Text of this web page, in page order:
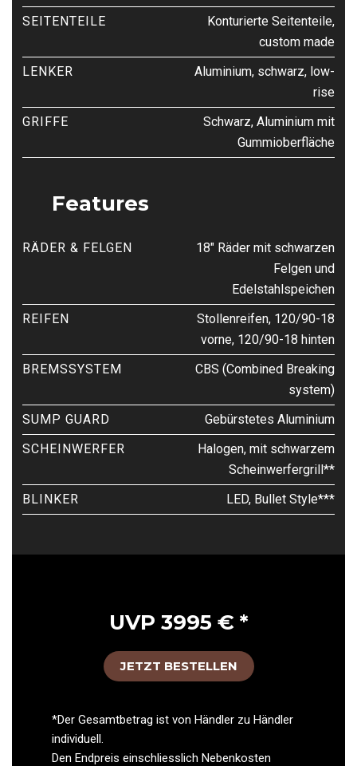
SEITENTEILE
Konturierte Seitenteile,
custom made
LENKER
Aluminium, schwarz, low-
rise
GRIFFE
Schwarz, Aluminium mit
Gummioberfläche
Features
RÄDER & FELGEN
18″ Räder mit schwarzen
Felgen und
Edelstahlspeichen
REIFEN
Stollenreifen, 120/90-18
vorne, 120/90-18 hinten
BREMSSYSTEM
CBS (Combined Breaking
system)
SUMP GUARD
Gebürstetes Aluminium
SCHEINWERFER
Halogen, mit schwarzem
Scheinwerfergrill**
BLINKER
LED, Bullet Style***
UVP 3995 € *
JETZT BESTELLEN
*Der Gesamtbetrag ist von Händler zu Händler
individuell.
Den Endpreis einschliesslich Nebenkosten